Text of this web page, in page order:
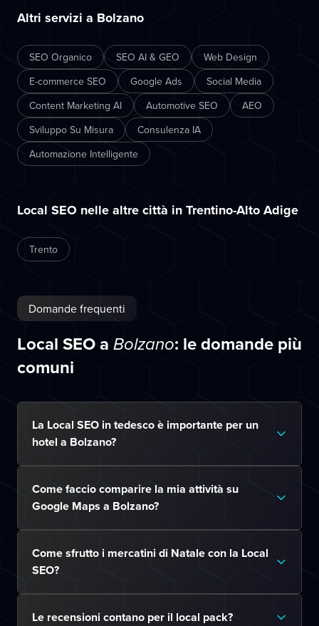
Altri servizi a Bolzano
SEO Organico SEO AI & GEO
Web Design
E-commerce SEO
Google Ads
Social Media
Content Marketing AI
Automotive SEO
AEO
Sviluppo Su Misura
Consulenza IA
Automazione Intelligente
Local SEO nelle altre città in Trentino-Alto Adige
Trento
Domande frequenti
Local SEO a Bolzano: le domande più
comuni
La Local SEO in tedesco è importante per un
hotel a Bolzano?
Come faccio comparire la mia attività su
Google Maps a Bolzano?
Come sfrutto i mercatini di Natale con la Local
SEO?
Le recensioni contano per il local pack?